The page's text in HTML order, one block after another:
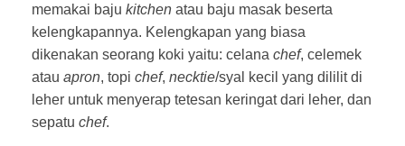
memakai baju kitchen atau baju masak beserta
kelengkapannya. Kelengkapan yang biasa
dikenakan seorang koki yaitu: celana chef, celemek
atau apron, topi chef, necktie/syal kecil yang dililit di
leher untuk menyerap tetesan keringat dari leher, dan
sepatu chef.